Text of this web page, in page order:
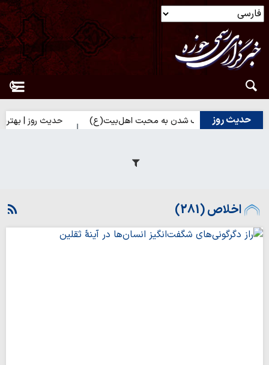
حدیث روز
| راه نزدیک شدن به محبت اهل‌بیت(ع) حدیث روز | بهترین
اخلاص (281)